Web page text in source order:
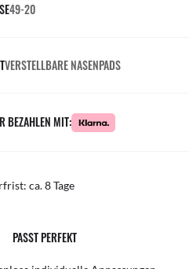
49-20
VERSTELLBARE NASENPADS
BEZAHLEN MIT:
ca. 8 Tage
PASST PERFEKT